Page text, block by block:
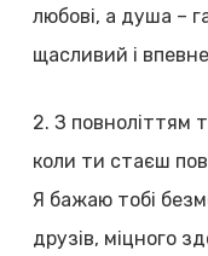
любові, а душа –
щасливий і
2. З повноліттям
коли ти стаєш
Я бажаю тобі
друзів, міцного